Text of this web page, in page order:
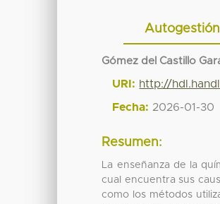
Gómez del Castillo
URI: http://
Fecha: 2026-01-30
Resumen:
La enseñanza de la
cual encuentra sus
como los métodos